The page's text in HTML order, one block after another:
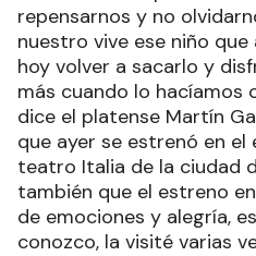
repensarnos y no
nuestro vive ese niño
hoy volver a sacarlo y
más cuando lo hacíamos
dice el platense Martín
que ayer se estrenó en el
teatro Italia de la ciudad
también que el estreno
de emociones y alegría,
conozco, la visité varias